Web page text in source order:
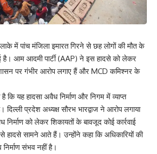
में पांच मंजिला इमारत गिरने से छह लोगों की मौत के
है। आम आदमी पार्टी (AAP) ने इस हादसे को लेकर
पर गंभीर आरोप लगाए हैं और MCD कमिश्नर के
यह हादसा अवैध निर्माण और निगम में व्याप्त
दिल्ली प्रदेश अध्यक्ष सौरभ भारद्वाज ने आरोप लगाया
को लेकर शिकायतों के बावजूद कोई कार्रवाई
हादसे सामने आते हैं। उन्होंने कहा कि अधिकारियों की
संभव नहीं है।